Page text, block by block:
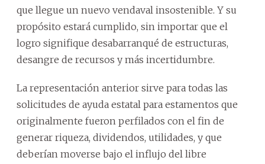
que llegue un nuevo vendaval insostenible. Y su
propósito estará cumplido, sin importar que el
logro signifique desabarranqué de estructuras,
desangre de recursos y más incertidumbre.
La representación anterior sirve para todas las
solicitudes de ayuda estatal para estamentos que
originalmente fueron perfilados con el fin de
generar riqueza, dividendos, utilidades, y que
deberían moverse bajo el influjo del libre